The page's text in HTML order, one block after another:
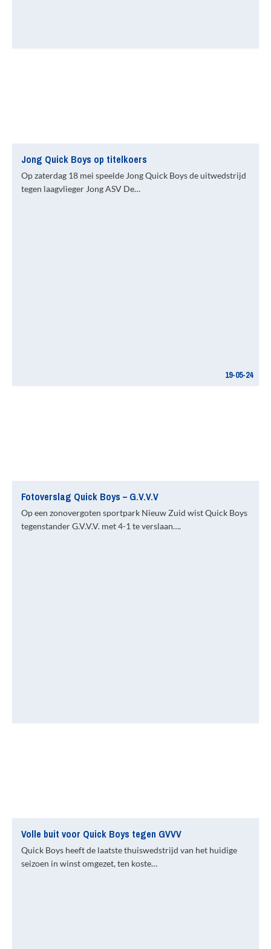
Jong Quick Boys op titelkoers
Op zaterdag 18 mei speelde Jong Quick Boys de uitwedstrijd
tegen laagvlieger Jong ASV De…
19-05-24
Fotoverslag Quick Boys – G.V.V.V
Op een zonovergoten sportpark Nieuw Zuid wist Quick Boys
tegenstander G.V.V.V. met 4-1 te verslaan….
Volle buit voor Quick Boys tegen GVVV
Quick Boys heeft de laatste thuiswedstrijd van het huidige
seizoen in winst omgezet, ten koste…